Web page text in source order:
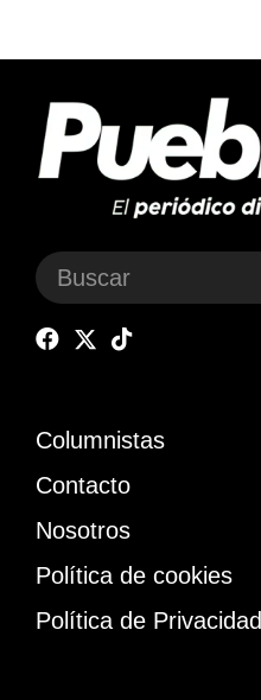
Columnistas
Contacto
Nosotros
Política de cookies
Política de Privacidad